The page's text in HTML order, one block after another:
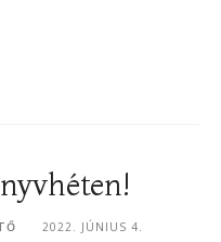
2022. JÚNIUS 4.